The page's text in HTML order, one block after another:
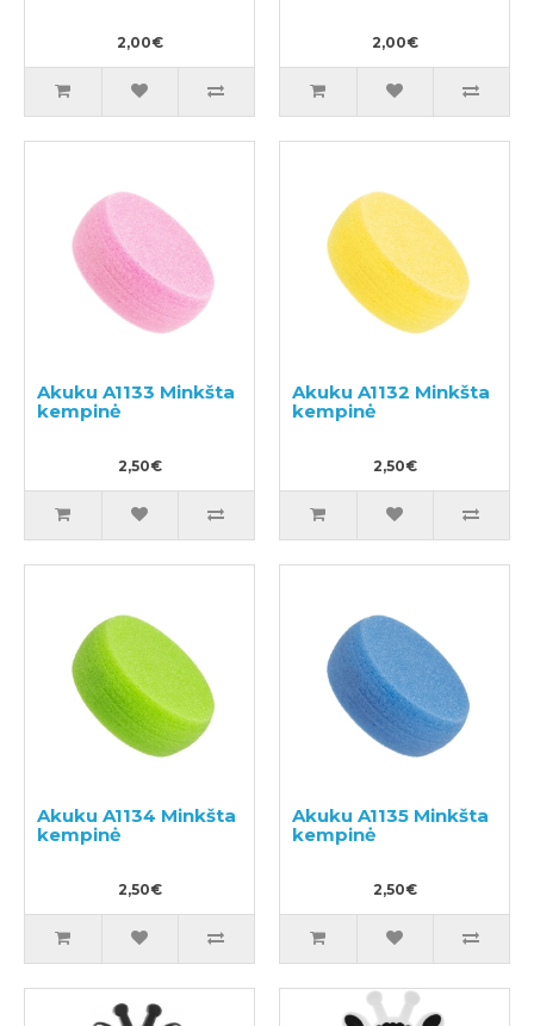
2,00€ 2,00€
Akuku A1133 Minkšta
kempinė
2,50€
Akuku A1132 Minkšta
kempinė
2,50€
Akuku A1134 Minkšta
kempinė
2,50€
Akuku A1135 Minkšta
kempinė
2,50€